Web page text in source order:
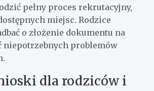
pełny proces rekrutacyjny,
miejsc. Rodzice
o złożenie dokumentu na
niepotrzebnych problemów
dla rodziców i